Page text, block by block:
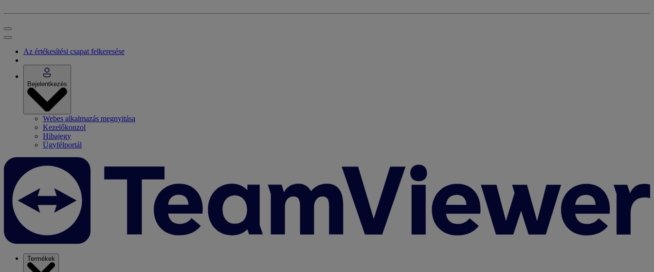
Az értékesítési csapat felkeresése
Bejelentkezés
Webes alkalmazás megnyitása
Kezelőkonzol
Hibajegy
Ügyfélportál
Termékek